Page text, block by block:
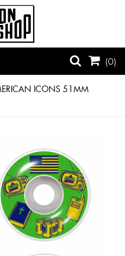
(0)
ICONS 51MM